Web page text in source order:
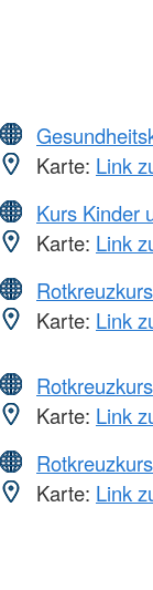
Karte: Link
Kurs Kinder
Karte: Link
Karte: Link
Karte: Link
Karte: Link